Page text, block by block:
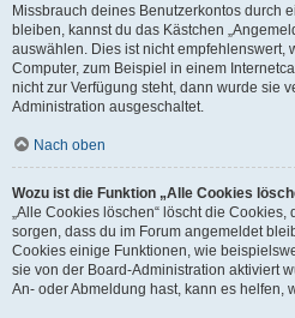
Missbrauch deines Benutzerkontos durch
bleiben, kannst du das Kästchen
auswählen. Dies ist nicht empfehlenswert,
Computer, zum Beispiel in einem
nicht zur Verfügung steht, dann wurde sie
Administration ausgeschaltet.
Nach oben
Wozu ist die Funktion „Alle Cookies
„Alle Cookies löschen“ löscht die
sorgen, dass du im Forum angemeldet
Cookies einige Funktionen, wie
sie von der Board-Administration aktiviert
An- oder Abmeldung hast, kann es helfen,